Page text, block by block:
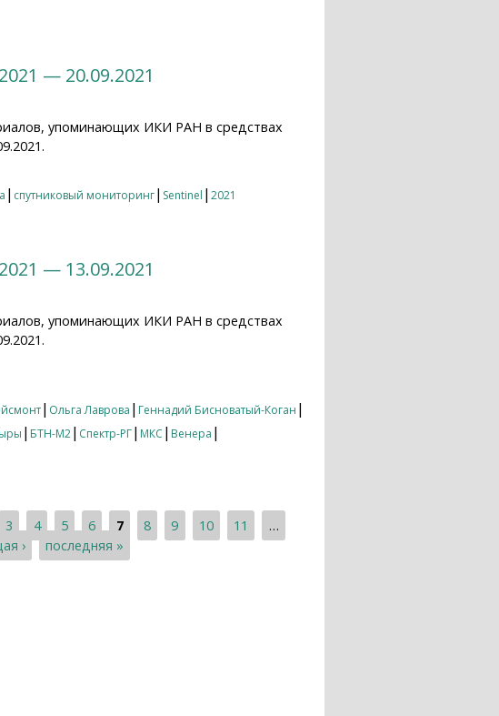
— 20.09.2021
упоминающих ИКИ РАН в средствах
| спутниковый мониторинг| Sentinel | 2021
— 13.09.2021
упоминающих ИКИ РАН в средствах
| Ольга Лаврова | Геннадий Бисноватый-Коган |
| БТН-М2| Спектр-РГ| МКС | Венера |
3 4 5 6 7 8 9 10 11
…
›
последняя »